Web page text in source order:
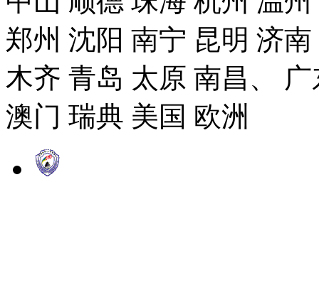
郑州 沈阳 南宁 昆明 济
木齐 青岛 太原 南昌、
澳门 瑞典 美国 欧洲